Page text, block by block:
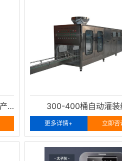
2500瓶每小时冲封灌自动生产线 300-400桶自动灌装
更多详情+ 立即咨